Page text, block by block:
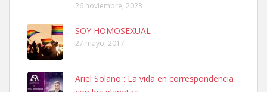
Ninfa perdida
26 noviembre, 2023
SOY HOMOSEXUAL
27 mayo, 2017
Ariel Solano : La vida en correspondencia